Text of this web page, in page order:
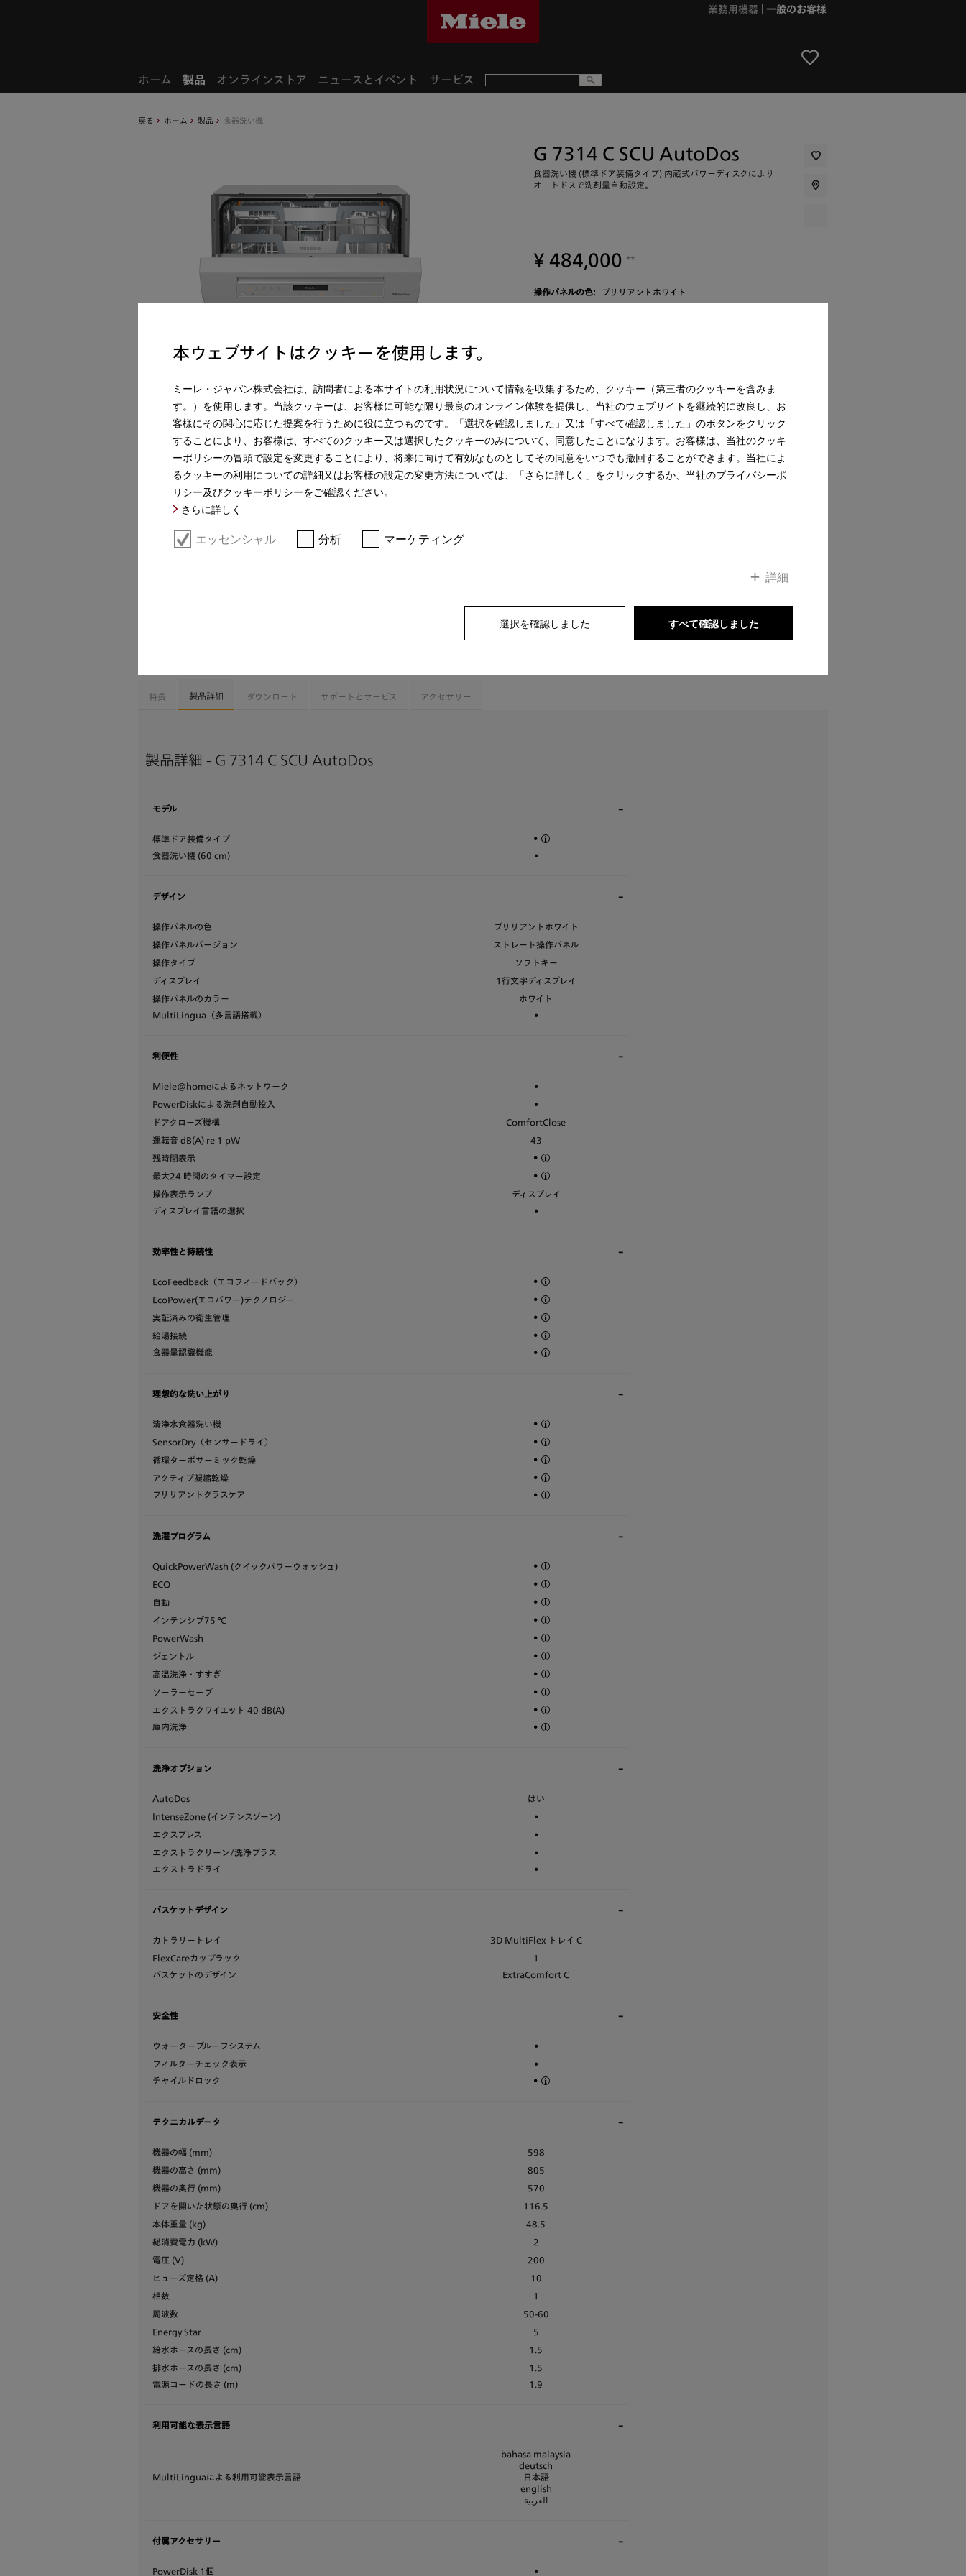
戻る ホーム 製品 食器洗い機
G 7314 C SCU AutoDos
食器洗い機 (標準ドア装備タイプ) 内蔵式パワーディスクにより
オートドスで洗剤量自動設定。
¥ 484,000 **
操作パネルの色: ブリリアントホワイト
特長 製品詳細 ダウンロード サポートとサービス アクセサリー
製品詳細 - G 7314 C SCU AutoDos
モデル
標準ドア装備タイプ
•
食器洗い機 (60 cm)
•
デザイン
操作パネルの色 ブリリアントホワイト
操作パネルバージョン ストレート操作パネル
操作タイプ ソフトキー
ディスプレイ 1行文字ディスプレイ
操作パネルのカラー
ホワイト
MultiLingua（多言語搭載）
•
利便性
Miele@homeによるネットワーク •
PowerDiskによる洗剤自動投入 •
ドアクローズ機構 ComfortClose
運転音 dB(A) re 1 pW 43
残時間表示 •
最大24 時間のタイマー設定 •
操作表示ランプ
ディスプレイ
ディスプレイ言語の選択
•
効率性と持続性
EcoFeedback（エコフィードバック） •
EcoPower(エコパワー)テクノロジー •
実証済みの衛生管理 •
給湯接続
•
食器量認識機能
•
理想的な洗い上がり
清浄水食器洗い機 •
SensorDry（センサードライ） •
循環ターボサーミック乾燥 •
アクティブ凝縮乾燥
•
ブリリアントグラスケア
•
洗濯プログラム
QuickPowerWash (クイックパワーウォッシュ) •
ECO •
自動 •
インテンシブ75 ℃ •
PowerWash •
ジェントル •
高温洗浄・すすぎ •
ソーラーセーブ •
エクストラクワイエット 40 dB(A)
•
庫内洗浄
•
洗浄オプション
AutoDos はい
IntenseZone (インテンスゾーン) •
エクスプレス •
エクストラクリーン/洗浄プラス
•
エクストラドライ
•
バスケットデザイン
カトラリートレイ 3D MultiFlex トレイ C
FlexCareカップラック
1
バスケットのデザイン
ExtraComfort C
安全性
ウォータープルーフシステム •
フィルターチェック表示
•
チャイルドロック
•
テクニカルデータ
機器の幅 (mm) 598
機器の高さ (mm) 805
機器の奥行 (mm) 570
ドアを開いた状態の奥行 (cm) 116.5
本体重量 (kg) 48.5
総消費電力 (kW) 2
電圧 (V) 200
ヒューズ定格 (A) 10
相数 1
周波数 50-60
Energy Star 5
給水ホースの長さ (cm) 1.5
排水ホースの長さ (cm)
1.5
電源コードの長さ (m)
1.9
利用可能な表示言語
MultiLinguaによる利用可能表示言語
bahasa malaysia
deutsch
日本語
english
العربية
付属アクセサリー
PowerDisk 1個 •
一般のお客様
業務用機器
ホーム 製品 オンラインストア ニュースとイベント サービス
本ウェブサイトはクッキーを使用します。
ミーレ・ジャパン株式会社は、訪問者による本サイトの利用状況について情報を収集するため、クッキー（第三者のクッキーを含みま
す。）を使用します。当該クッキーは、お客様に可能な限り最良のオンライン体験を提供し、当社のウェブサイトを継続的に改良し、お
客様にその関心に応じた提案を行うために役に立つものです。「選択を確認しました」又は「すべて確認しました」のボタンをクリック
することにより、お客様は、すべてのクッキー又は選択したクッキーのみについて、同意したことになります。お客様は、当社のクッキ
ーポリシーの冒頭で設定を変更することにより、将来に向けて有効なものとしてその同意をいつでも撤回することができます。当社によ
るクッキーの利用についての詳細又はお客様の設定の変更方法については、「さらに詳しく」をクリックするか、当社のプライバシーポ
リシー及びクッキーポリシーをご確認ください。
さらに詳しく
エッセンシャル 分析 マーケティング
詳細
選択を確認しました すべて確認しました